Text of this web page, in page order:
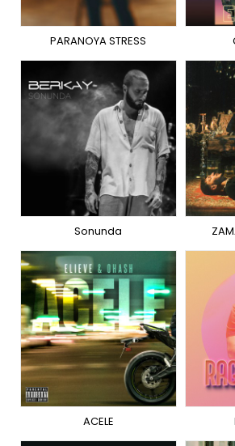
PARANOYA STRESS
Sonunda
ACELE